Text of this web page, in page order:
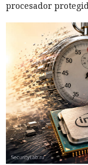
Los datos de
más que el
procesador